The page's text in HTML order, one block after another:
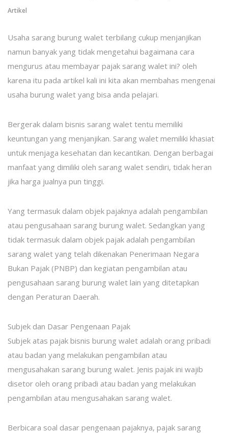
Artikel
Usaha sarang burung walet terbilang cukup menjanjikan
namun banyak yang tidak mengetahui bagaimana cara
mengurus atau membayar pajak sarang walet ini? oleh
karena itu pada artikel kali ini kita akan membahas mengenai
usaha burung walet yang bisa anda pelajari.
Bergerak dalam bisnis sarang walet tentu memiliki
keuntungan yang menjanjikan. Sarang walet memiliki khasiat
untuk menjaga kesehatan dan kecantikan. Dengan berbagai
manfaat yang dimiliki oleh sarang walet sendiri, tidak heran
jika harga jualnya pun tinggi.
Yang termasuk dalam objek pajaknya adalah pengambilan
atau pengusahaan sarang burung walet. Sedangkan yang
tidak termasuk dalam objek pajak adalah pengambilan
sarang walet yang telah dikenakan Penerimaan Negara
Bukan Pajak (PNBP) dan kegiatan pengambilan atau
pengusahaan sarang burung walet lain yang ditetapkan
dengan Peraturan Daerah.
Subjek dan Dasar Pengenaan Pajak
Subjek atas pajak bisnis burung walet adalah orang pribadi
atau badan yang melakukan pengambilan atau
mengusahakan sarang burung walet. Jenis pajak ini wajib
disetor oleh orang pribadi atau badan yang melakukan
pengambilan atau mengusahakan sarang walet.
Berbicara soal dasar pengenaan pajaknya, pajak sarang